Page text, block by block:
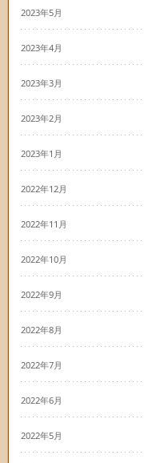
2023年5月
2023年4月
2023年3月
2023年2月
2023年1月
2022年12月
2022年11月
2022年10月
2022年9月
2022年8月
2022年7月
2022年6月
2022年5月